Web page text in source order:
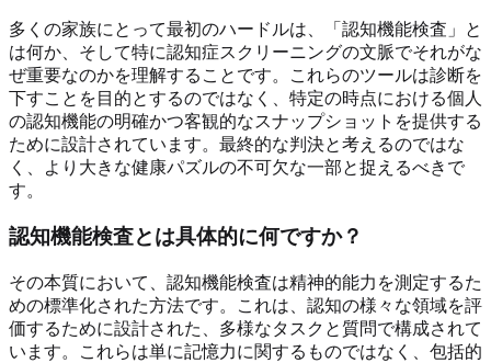
多くの家族にとって最初のハードルは、「認知機能検査」と
は何か、そして特に認知症スクリーニングの文脈でそれがな
ぜ重要なのかを理解することです。これらのツールは診断を
下すことを目的とするのではなく、特定の時点における個人
の認知機能の明確かつ客観的なスナップショットを提供する
ために設計されています。最終的な判決と考えるのではな
く、より大きな健康パズルの不可欠な一部と捉えるべきで
す。
認知機能検査とは具体的に何ですか？
その本質において、認知機能検査は精神的能力を測定するた
めの標準化された方法です。これは、認知の様々な領域を評
価するために設計された、多様なタスクと質問で構成されて
います。これらは単に記憶力に関するものではなく、包括的